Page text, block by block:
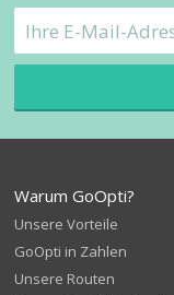
Warum GoOpti?
Unsere Vorteile
GoOpti in Zahlen
Unsere Routen